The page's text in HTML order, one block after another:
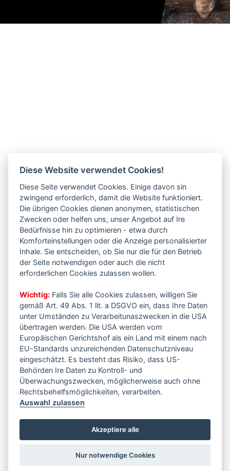
Diese Website verwendet Cookies!
Diese Seite verwendet Cookies. Einige davon sin
zwingend erforderlich, damit die Website funktioniert.
Die übrigen Cookies dienen anonymen, statistischen
Zwecken oder helfen uns, unser Angebot auf Ire
Bedürfnisse hin zu optimieren - etwa durch
Komforteinstellungen oder die Anzeige personalisierter
Inhale. Sie entscheiden, ob Sie nur die für den Betrieb
der Seite notwendigen oder auch die nicht
erforderlichen Cookies zulassen wollen.
Wichtig: Falls Sie alle Cookies zulassen, willigen Sie
gemäß Art. 49 Abs. 1 lit. a DSGVO ein, dass Ihre Daten
unter Umständen zu Verarbeitunaszwecken in die USA
übertragen werden. Die USA werden vom
Europäischen Gerichtshof als ein Land mit einem nach
EU-Standards unzureichenden Datenschutzniveau
eingeschätzt. Es besteht das Risiko, dass US-
Behörden Ire Daten zu Kontroll- und
Überwachungszwecken, möglicherweise auch ohne
Rechtsbehelfsmöglichkeiten, verarbeiten.
Auswahl zulassen
Akzeptiere alle
Nur notwendige Cookies